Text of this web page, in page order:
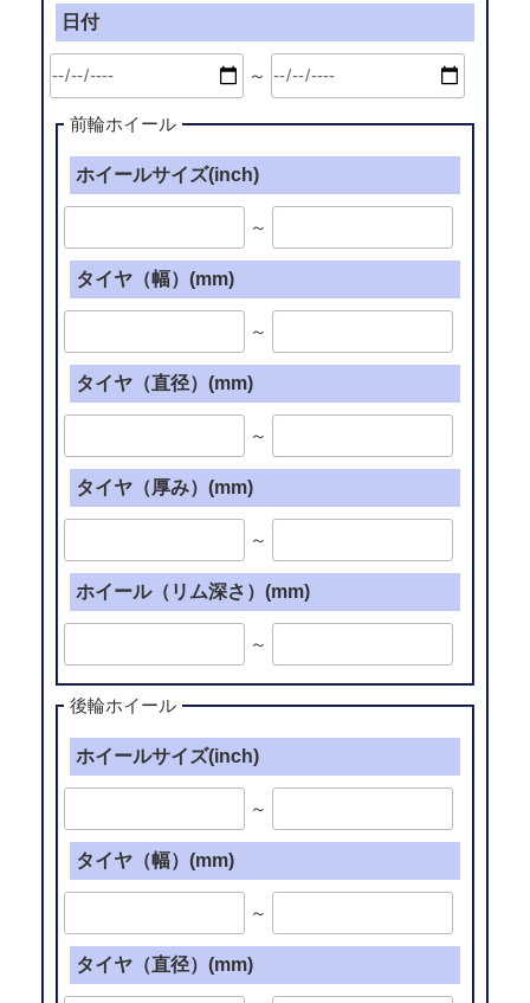
日付
～
前輪ホイール
ホイールサイズ(inch)
～
タイヤ（幅）(mm)
～
タイヤ（直径）(mm)
～
タイヤ（厚み）(mm)
～
ホイール（リム深さ）(mm)
～
後輪ホイール
ホイールサイズ(inch)
～
タイヤ（幅）(mm)
～
タイヤ（直径）(mm)